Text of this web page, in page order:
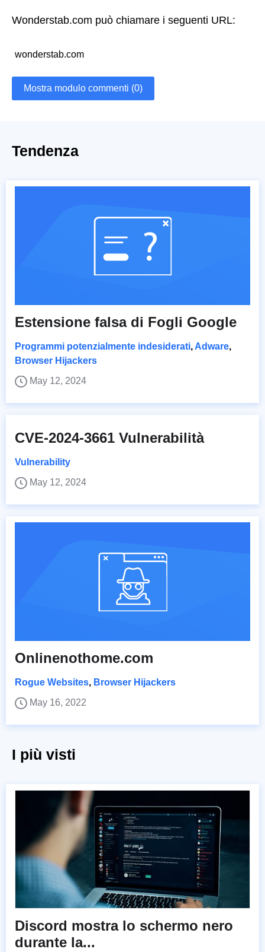
Wonderstab.com può chiamare i seguenti URL:
wonderstab.com
Mostra modulo commenti (0)
Tendenza
Estensione falsa di Fogli Google
Programmi potenzialmente indesiderati, Adware,
Browser Hijackers
May 12, 2024
CVE-2024-3661 Vulnerabilità
Vulnerability
May 12, 2024
Onlinenothome.com
Rogue Websites, Browser Hijackers
May 16, 2022
I più visti
Discord mostra lo schermo nero
durante la...